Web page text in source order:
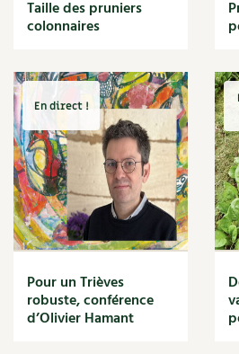
Cuisine saine
Décoration
DIY
Eau
Énergie
Enfants
Expérimentation
Fleur
Jardin bio
Légumes
Légumineuse
Maïs doux
Maison saine
Taille des pruniers
colonnaires
En direct !
Pour un Trièves
robuste, conférence
d’Olivier Hamant